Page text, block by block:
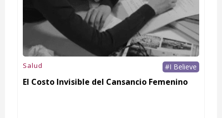
Salud #I Believe
El Costo Invisible del Cansancio Femenino